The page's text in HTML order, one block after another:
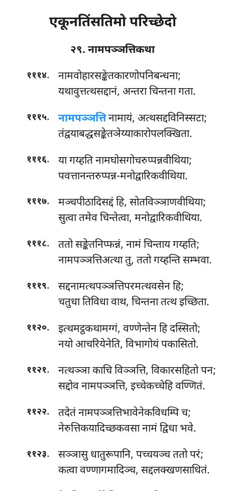
एकूनतिंसतिमो परिच्छेदो
२९. नामपञ्ञत्तिकथा
१११४.
नामवोहारसङ्केतकारणोपनिबन्धना;
यथावुत्तत्थसद्दानं, अन्तरा चिन्तना गता.
१११५. नामपञ्ञत्तिनामायं, अत्थसद्दविनिस्सटा;
तंद्वयाबद्धसङ्केतञेय्याकारोपलक्खिता.
१११६.
या गय्हति नामघोसगोचरुप्पन्नवीथिया;
पवत्तानन्तरुप्पन्न-मनोद्वारिकवीथिया.
१११७.
मञ्चपीठादिसद्दं हि, सोतविञ्ञाणवीथिया;
सुत्वा तमेव चिन्तेत्वा, मनोद्वारिकवीथिया.
१११८.
ततो सङ्केतनिप्फन्नं, नामं चिन्ताय गय्हति;
नामपञ्ञत्तिअत्था तु, ततो गय्हन्ति सम्भवा.
१११९.
सद्दनामत्थपञ्ञत्तिपरमत्थवसेन हि;
चतुधा तिविधा वाथ, चिन्तना तत्थ इच्छिता.
११२०.
इत्थमट्ठकथामग्गं, वण्णेन्तेन हि दस्सितो;
नयो आचरियेनेति, विभागोयं पकासितो.
११२१. नत्थञ्ञाकाचि विञ्ञत्ति, विकारसहितो पन;
सद्दोव नामपञ्ञत्ति, इच्चेकच्चेहि वण्णितं.
११२२.
तदेतं नामपञ्ञत्तिभावेनेकविधम्पि च;
नेरुत्तिकयादिच्छकवसा नामं द्विधा भवे.
११२३.
सञ्ञासु धातुरूपानि, पच्चयञ्च ततो परं;
कत्वा वण्णागमादिञ्च, सद्दलक्खणसाधितं.